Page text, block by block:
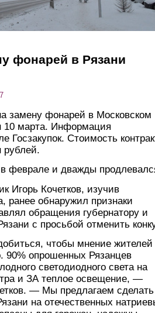
фонарей в Рязани
замену фонарей в Московском
10 марта. Информация
Госзакупок. Стоимость
рублей.
феврале и дважды
Игорь Кочетков, изучив
ранее обнаружил признаки
обращения губернатору и
с просьбой отменить
чтобы мнение жителей
90% опрошенных Рязанцев
светодиодного света на
и ЗА теплое освещение, —
— Мы предлагаем сделать
на отечественных